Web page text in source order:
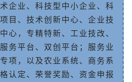
术企业 、 科技 型 中小企业 、 科
项 目 、 技 术创新中 心、企业技
心 ， 专精特新、 工 业技 改、
服 务平台 、 双创平台 ； 服 务业
专项 ， 以 及农 业 系统、 商务 系
格认 定 、 荣誉奖励 、 资金申报